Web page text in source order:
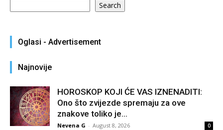
Search
Oglasi - Advertisement
Najnovije
HOROSKOP KOJI ĆE VAS IZNENADITI:
Ono što zvijezde spremaju za ove
znakove toliko je...
Nevena G - August 8, 2026 0